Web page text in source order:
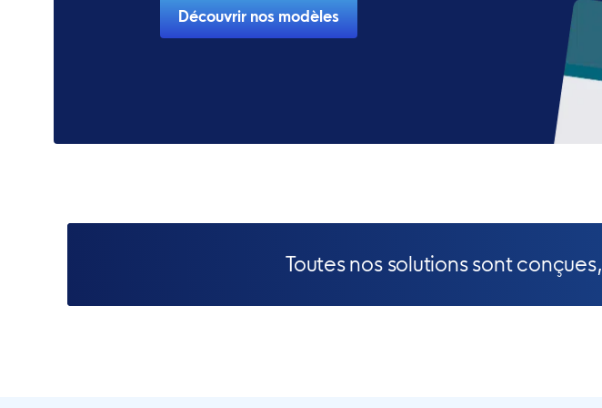
Découvrir nos modèles
Toutes nos solutions sont conçues,